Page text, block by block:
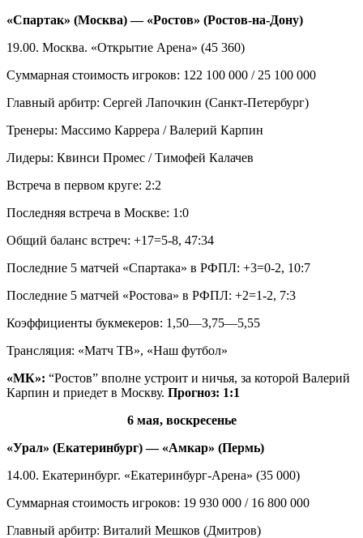
«Спартак» (Москва) — «Ростов» (Ростов-на-Дону)
19.00. Москва. «Открытие Арена» (45 360)
Суммарная стоимость игроков: 122 100 000 / 25 100 000
Главный арбитр: Сергей Лапочкин (Санкт-Петербург)
Тренеры: Массимо Каррера / Валерий Карпин
Лидеры: Квинси Промес / Тимофей Калачев
Встреча в первом круге: 2:2
Последняя встреча в Москве: 1:0
Общий баланс встреч: +17=5-8, 47:34
Последние 5 матчей «Спартака» в РФПЛ: +3=0-2, 10:7
Последние 5 матчей «Ростова» в РФПЛ: +2=1-2, 7:3
Коэффициенты букмекеров: 1,50—3,75—5,55
Трансляция: «Матч ТВ», «Наш футбол»
«МК»: “Ростов” вполне устроит и ничья, за которой Валерий
Карпин и приедет в Москву. Прогноз: 1:1
6 мая, воскресенье
«Урал» (Екатеринбург) — «Амкар» (Пермь)
14.00. Екатеринбург. «Екатеринбург-Арена» (35 000)
Суммарная стоимость игроков: 19 930 000 / 16 800 000
Главный арбитр: Виталий Мешков (Дмитров)